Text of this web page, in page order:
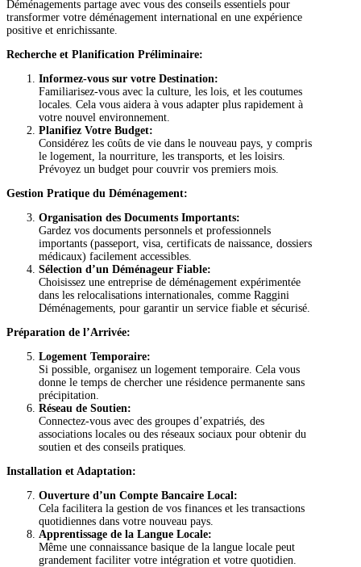
Déménagements partage avec vous des conseils essentiels pour
transformer votre déménagement international en une expérience
positive et enrichissante.
Recherche et Planification Préliminaire:
Informez-vous sur votre Destination:
Familiarisez-vous avec la culture, les lois, et les coutumes
locales. Cela vous aidera à vous adapter plus rapidement à
votre nouvel environnement.
Planifiez Votre Budget:
Considérez les coûts de vie dans le nouveau pays, y compris
le logement, la nourriture, les transports, et les loisirs.
Prévoyez un budget pour couvrir vos premiers mois.
Gestion Pratique du Déménagement:
Organisation des Documents Importants:
Gardez vos documents personnels et professionnels
importants (passeport, visa, certificats de naissance, dossiers
médicaux) facilement accessibles.
Sélection d’un Déménageur Fiable:
Choisissez une entreprise de déménagement expérimentée
dans les relocalisations internationales, comme Raggini
Déménagements, pour garantir un service fiable et sécurisé.
Préparation de l’Arrivée:
Logement Temporaire:
Si possible, organisez un logement temporaire. Cela vous
donne le temps de chercher une résidence permanente sans
précipitation.
Réseau de Soutien:
Connectez-vous avec des groupes d’expatriés, des
associations locales ou des réseaux sociaux pour obtenir du
soutien et des conseils pratiques.
Installation et Adaptation:
Ouverture d’un Compte Bancaire Local:
Cela facilitera la gestion de vos finances et les transactions
quotidiennes dans votre nouveau pays.
Apprentissage de la Langue Locale:
Même une connaissance basique de la langue locale peut
grandement faciliter votre intégration et votre quotidien.